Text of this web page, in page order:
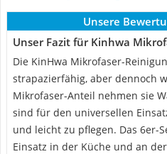
Unsere
Unser Fazit für Kinhwa
Die KinHwa Mikrofaser-
strapazierfähig, aber dennoch
Mikrofaser-Anteil nehmen sie
sind für den universellen
und leicht zu pflegen. Das 6er-
Einsatz in der Küche und an